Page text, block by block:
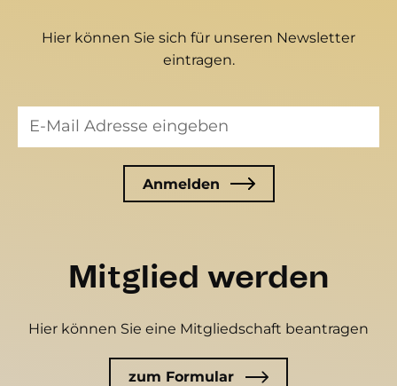
Hier können Sie sich für unseren Newsletter
eintragen.
Mitglied werden
Hier können Sie eine Mitgliedschaft beantragen
zum Formular